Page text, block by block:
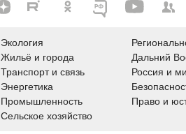
Экология
Жильё и города
Транспорт и связь
Энергетика
Промышленность
Сельское хозяйство
Дальний
Россия и
Право и